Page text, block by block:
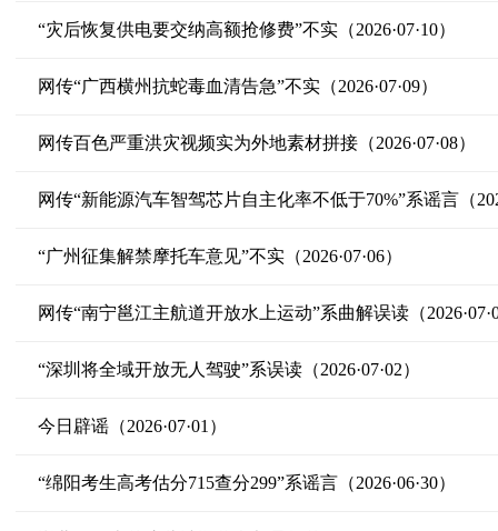
“灾后恢复供电要交纳高额抢修费”不实（2026·07·10）
网传“广西横州抗蛇毒血清告急”不实（2026·07·09）
网传百色严重洪灾视频实为外地素材拼接（2026·07·08）
网传“新能源汽车智驾芯片自主化率不低于70%”系谣言（
“广州征集解禁摩托车意见”不实（2026·07·06）
网传“南宁邕江主航道开放水上运动”系曲解误读（
“深圳将全域开放无人驾驶”系误读（2026·07·02）
今日辟谣（2026·07·01）
“绵阳考生高考估分715查分299”系谣言（2026·06·30）